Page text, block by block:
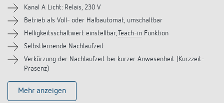
Kanal A Licht: Relais, 230 V
Betrieb als Voll- oder Halbautomat, umschaltbar
Helligkeitsschaltwert einstellbar, Teach-in Funktion
Selbstlernende Nachlaufzeit
Verkürzung der Nachlaufzeit bei kurzer Anwesenheit (Kurzzeit-
Präsenz)
Mehr anzeigen